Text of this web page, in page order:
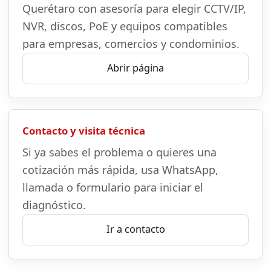
Querétaro con asesoría para elegir CCTV/IP,
NVR, discos, PoE y equipos compatibles
para empresas, comercios y condominios.
Abrir página
Contacto y visita técnica
Si ya sabes el problema o quieres una
cotización más rápida, usa WhatsApp,
llamada o formulario para iniciar el
diagnóstico.
Ir a contacto